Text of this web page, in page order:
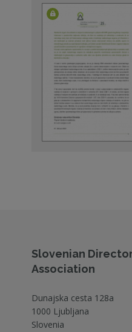
Slovenian
Association
Dunajska cesta 128a
1000 Ljubljana
Slovenia